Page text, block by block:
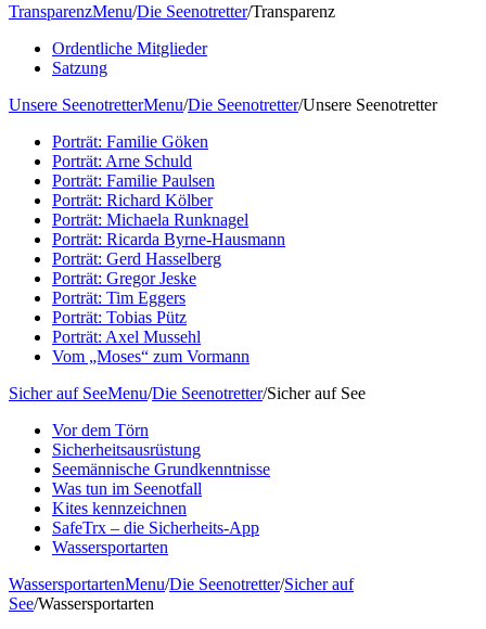
TransparenzMenu/Die Seenotretter/Transparenz
Ordentliche Mitglieder
Satzung
Unsere SeenotretterMenu/Die Seenotretter/Unsere Seenotretter
Porträt: Familie Göken
Porträt: Arne Schuld
Porträt: Familie Paulsen
Porträt: Richard Kölber
Porträt: Michaela Runknagel
Porträt: Ricarda Byrne-Hausmann
Porträt: Gerd Hasselberg
Porträt: Gregor Jeske
Porträt: Tim Eggers
Porträt: Tobias Pütz
Porträt: Axel Mussehl
Vom „Moses“ zum Vormann
Sicher auf SeeMenu/Die Seenotretter/Sicher auf See
Vor dem Törn
Sicherheitsausrüstung
Seemännische Grundkenntnisse
Was tun im Seenotfall
Kites kennzeichnen
SafeTrx – die Sicherheits-App
Wassersportarten
WassersportartenMenu/Die Seenotretter/Sicher auf
See/Wassersportarten